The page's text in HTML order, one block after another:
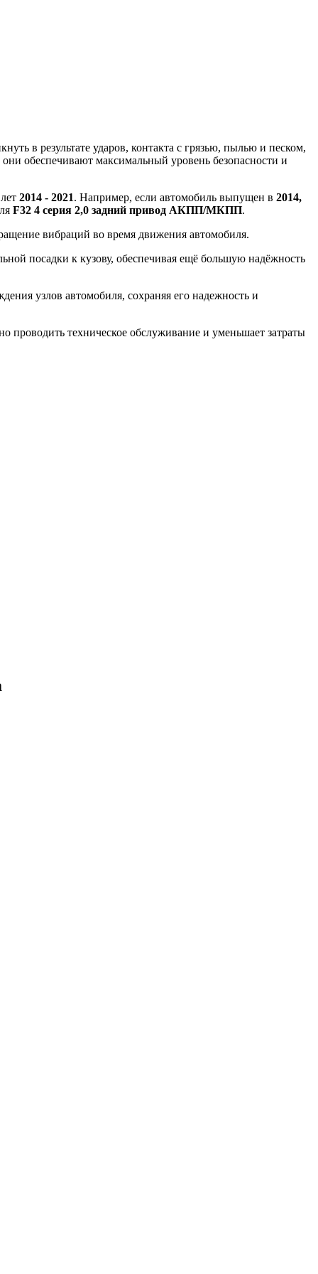
в результате ударов, контакта с грязью, пылью и песком,
обеспечивают максимальный уровень безопасности и
2014 - 2021. Например, если автомобиль выпущен в 2014,
F32 4 серия 2,0 задний привод АКПП/МКПП.
вибраций во время движения автомобиля.
посадки к кузову, обеспечивая ещё большую надёжность
узлов автомобиля, сохраняя его надежность и
проводить техническое обслуживание и уменьшает затраты